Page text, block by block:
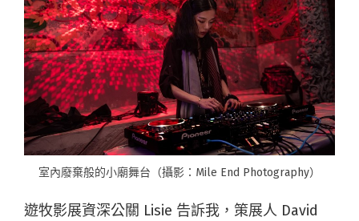
室內廢棄般的小廟舞台（攝影：Mile End Photography）
遊牧影展資深公關 Lisie 告訴我，策展人 David